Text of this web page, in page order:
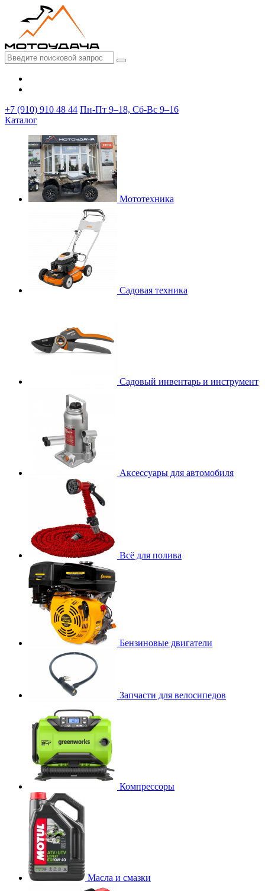
+7 (910) 910 48 44 Пн-Пт 9–18, Сб-Вс 9–16
Каталог
Мототехника
Садовая техника
Садовый инвентарь и инструмент
Аксессуары для автомобиля
Всё для полива
Бензиновые двигатели
Запчасти для велосипедов
Компрессоры
Масла и смазки